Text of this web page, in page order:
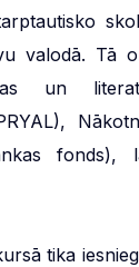
valodā. Tā
un
fonds),
tika